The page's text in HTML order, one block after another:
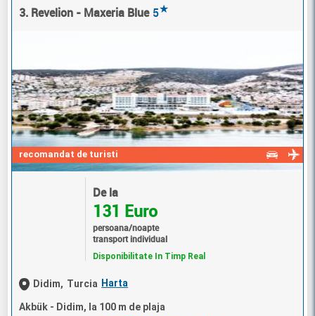
3. Revelion - Maxeria Blue 5★
recomandat de turisti
De la
131 Euro
persoana/noapte
transport individual
Disponibilitate In Timp Real
Didim, Turcia Harta
Akbük - Didim, la 100 m de plaja